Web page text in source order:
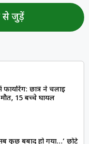
से जुड़ें
छात्र ने चलाई
मौत, 15 बच्चे घायल
कुछ बर्बाद हो गया…’ छोटे